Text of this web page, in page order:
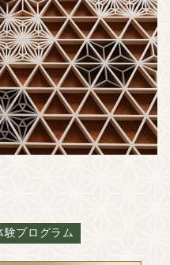
験プログラム